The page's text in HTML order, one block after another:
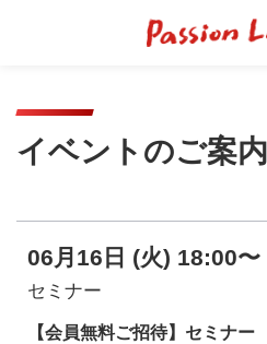
イベントのご案内
06月16日 (火) 18:00〜
セミナー
【会員無料ご招待】セミナー